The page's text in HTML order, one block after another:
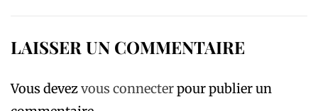
LAISSER UN COMMENTAIRE
Vous devezvous connecterpour publier un